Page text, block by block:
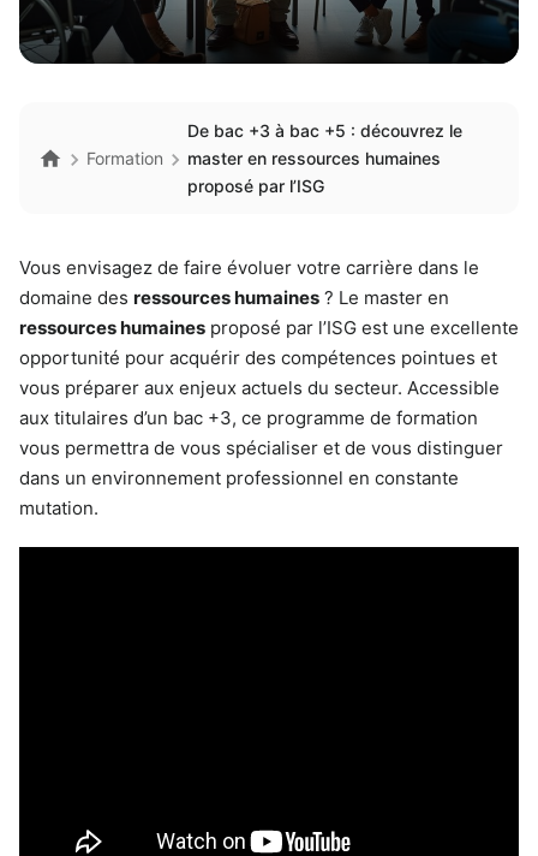
Formation
De bac +3 à bac +5 : découvrez le
master en ressources humaines
proposé par l’ISG
Vous envisagez de faire évoluer votre carrière dans le
domaine des ressources humaines ? Le master en
ressources humaines proposé par l’ISG est une excellente
opportunité pour acquérir des compétences pointues et
vous préparer aux enjeux actuels du secteur. Accessible
aux titulaires d’un bac +3, ce programme de formation
vous permettra de vous spécialiser et de vous distinguer
dans un environnement professionnel en constante
mutation.